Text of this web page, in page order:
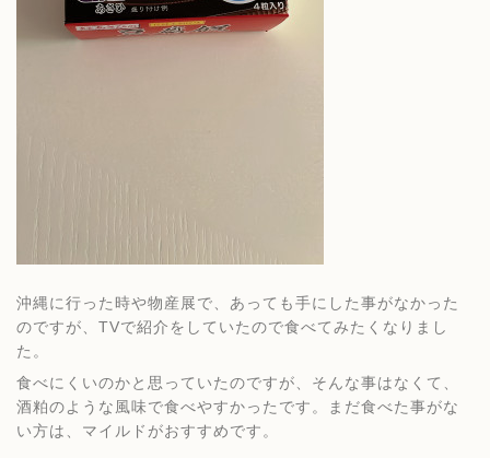
沖縄に行った時や物産展で、あっても手にした事がなかった
のですが、TVで紹介をしていたので食べてみたくなりまし
た。
食べにくいのかと思っていたのですが、そんな事はなくて、
酒粕のような風味で食べやすかったです。まだ食べた事がな
い方は、マイルドがおすすめです。